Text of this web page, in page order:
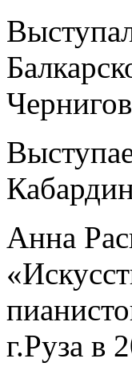
Анна
г.Руза в